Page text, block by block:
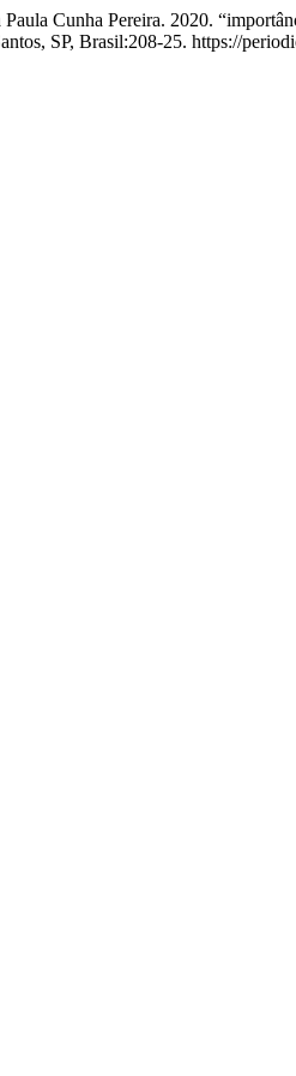
Cunha Pereira. 2020.
SP, Brasil:208-25. https://